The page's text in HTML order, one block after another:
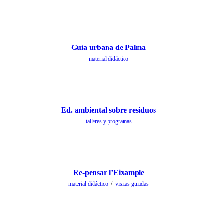
Guía urbana de Palma
material didáctico
Ed. ambiental sobre residuos
talleres y programas
Re-pensar l’Eixample
material didáctico / visitas guiadas